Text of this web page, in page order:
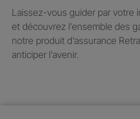
Laissez-vous guider par votre
et découvrez l’ensemble des
notre produit d’assurance
anticiper l’avenir.